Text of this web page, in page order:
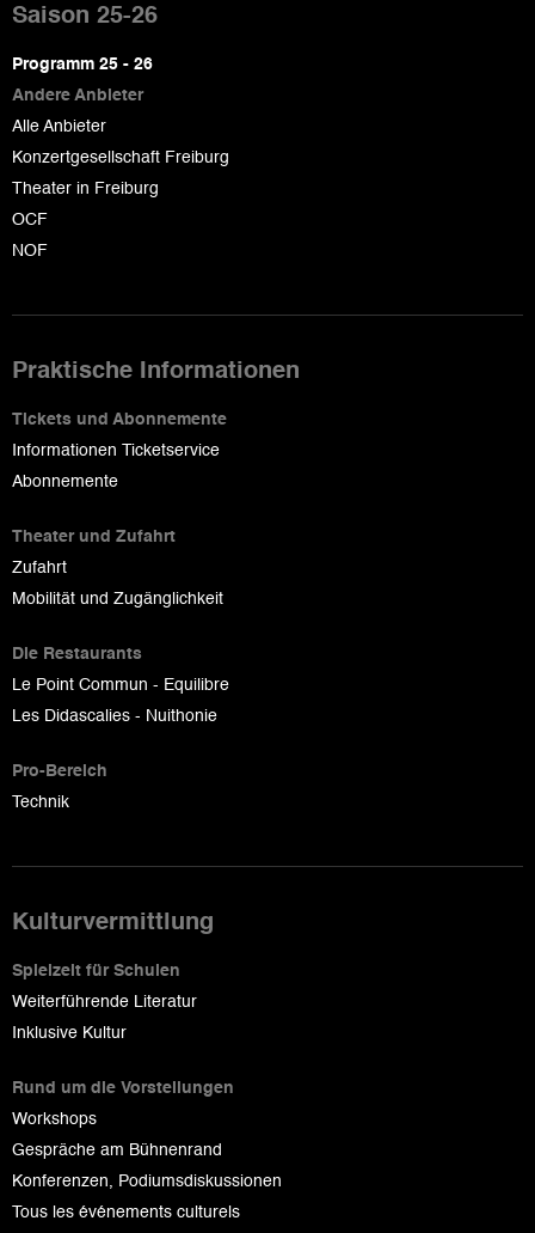
de
page
Saison 25-26
Programm 25 - 26
Andere Anbieter
Alle Anbieter
Konzertgesellschaft Freiburg
Theater in Freiburg
OCF
NOF
Praktische Informationen
Tickets und Abonnemente
Informationen Ticketservice
Abonnemente
Theater und Zufahrt
Zufahrt
Mobilität und Zugänglichkeit
Die Restaurants
Le Point Commun - Equilibre
Les Didascalies - Nuithonie
Pro-Bereich
Technik
Kulturvermittlung
Spielzeit für Schulen
Weiterführende Literatur
Inklusive Kultur
Rund um die Vorstellungen
Workshops
Gespräche am Bühnenrand
Konferenzen, Podiumsdiskussionen
Tous les événements culturels